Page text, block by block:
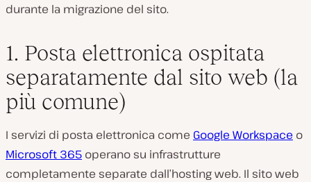
durante la migrazione del sito.
1. Posta elettronica ospitata
separatamente dal sito web (la
più comune)
I servizi di posta elettronica come Google Workspace o
Microsoft 365 operano su infrastrutture
completamente separate dall’hosting web. Il sito web